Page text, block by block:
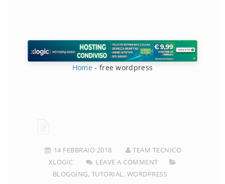
Home - free wordpress
14 FEBBRAIO 2018
TEAM TECNICO
XLOGIC
LEAVE A COMMENT
BLOGGING, TUTORIAL, WORDPRESS